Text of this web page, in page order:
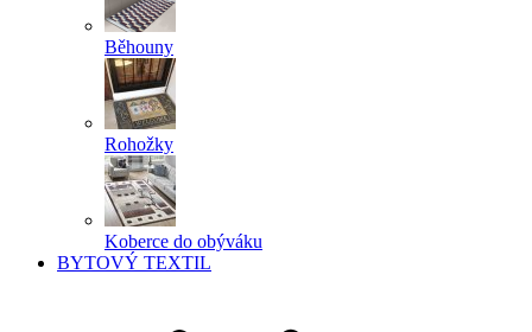
Běhouny
Rohožky
Koberce do obýváku
BYTOVÝ TEXTIL